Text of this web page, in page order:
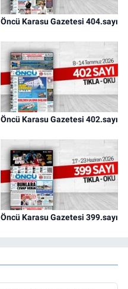
Öncü Karasu Gazetesi 404.sayı
Öncü Karasu Gazetesi 402.sayı
Öncü Karasu Gazetesi 399.sayı